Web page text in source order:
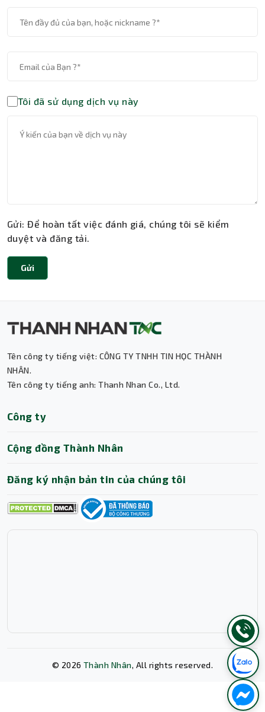
Tôi đã sử dụng dịch vụ này
Gửi: Để hoàn tất việc đánh giá, chúng tôi sẽ kiểm
duyệt và đăng tải.
Gửi
Tên công ty tiếng việt: CÔNG TY TNHH TIN HỌC THÀNH
NHÂN.
Tên công ty tiếng anh: Thanh Nhan Co., Ltd.
Công ty
Cộng đồng Thành Nhân
Đăng ký nhận bản tin của chúng tôi
© 2026 Thành Nhân, All rights reserved.
Trợ lý AI • Phản hồi tức thì